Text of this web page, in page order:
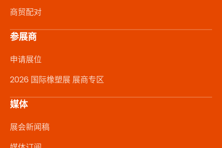
商贸配对
参展商
申请展位
2026 国际橡塑展 展商专区
媒体
展会新闻稿